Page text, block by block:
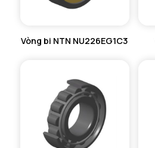
Vòng bi NTN NU226EG1C3